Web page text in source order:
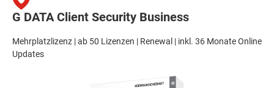
G DATA Client Security Business
Mehrplatzlizenz | ab 50 Lizenzen | Renewal | inkl. 36 Monate Online
Updates